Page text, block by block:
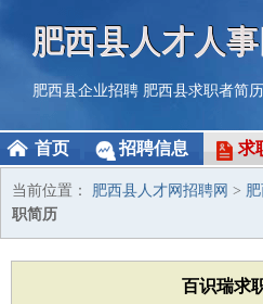
肥西县人才人
肥西县企业招聘 肥西县求职者简历
首页 招聘信息 求
当前位置： 肥西县人才网招聘网 >
职简历
百识瑞求